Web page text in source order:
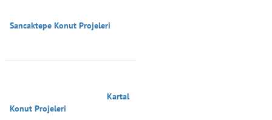
Sancaktepe Konut Projeleri
Konut Projeleri